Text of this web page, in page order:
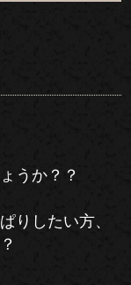
うか？？
りしたい方、